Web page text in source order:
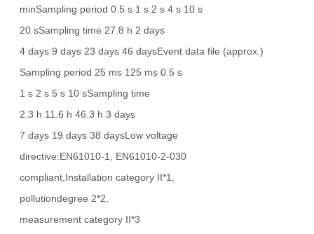
minSampling period 0.5 s 1 s 2 s 4 s 10 s
20 sSampling time 27.8 h 2 days
4 days 9 days 23 days 46 daysEvent data file (approx.)
Sampling period 25 ms 125 ms 0.5 s
1 s 2 s 5 s 10 sSampling time
2.3 h 11.6 h 46.3 h 3 days
7 days 19 days 38 daysLow voltage
directive:EN61010-1, EN61010-2-030
compliant,Installation category II*1,
pollutiondegree 2*2,
measurement category II*3